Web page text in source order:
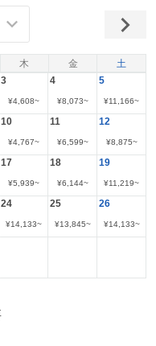
木 金 土
3
¥4,608~
4
¥8,073~
5
¥11,166~
10
¥4,767~
11
¥6,599~
12
¥8,875~
17
¥5,939~
18
¥6,144~
19
¥11,219~
24
¥14,133~
25
¥13,845~
26
¥14,133~